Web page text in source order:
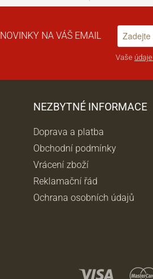
NOVINKY NA VÁŠ EMAIL
Vaše
NEZBYTNÉ INFORMACE
Doprava a platba
Obchodní podmínky
Vrácení zboží
Reklamační řád
Ochrana osobních údajů